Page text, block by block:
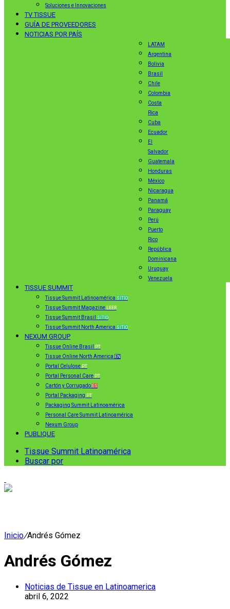
Soluciones e Innovaciones
TV TISSUE
GUÍA DE PROVEEDORES
NOTICIAS POR PAÍS
LATAM
Argentina
Bolivia
Brasil
Chile
Colombia
Costa
Rica
Cuba
Ecuador
El
Salvador
Guatemala
Honduras
México
Nicaragua
Panamá
Paraguay
Perú
Puerto
Rico
República
Dominicana
Uruguay
Venezuela
TISSUE SUMMIT
Tissue Summit Latinoamérica SITIO
Tissue Summit Magazine LEER
Tissue Summit Brasil SITIO
Tissue Summit North America SITIO
NEXUM GROUP
Tissue Online Brasil PT
Tissue Online North America EN
Portal Celulose PT
Portal Personal Care PT
Cartón y Corrugado ES
Portal Packaging PT
Packaging Summit Latinoamérica
Personal Care Summit Latinoamérica
Nexum Group
PUBLIQUE
Tissue Summit Latinoamérica
Buscar por
Inicio/Andrés Gómez
Andrés Gómez
Noticias de Tissue en Latinoamerica
abril 6, 2022